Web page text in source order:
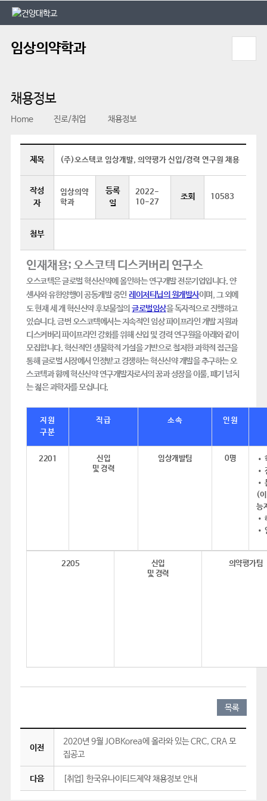
본문 바로가기
대메뉴 바로가기
임상의약학과
채용정보
Home 진로/취업 채용정보
제목 (주)오스텍코 임상개발, 의약평가 신입/경력 연구원 채용
작성
자
임상의약
학과
등록
일
2022-
10-27
조회 10583
첨부
인재채용; 오스코텍 디스커버리 연구소
오스코텍은 글로벌 혁신신약에 올인하는 연구개발 전문기업입니다. 얀
센사와 유한양행이 공동개발 중인 레이저티닙의 원개발사이며, 그 외에
도 현재 세 개 혁신신약 후보물질의 글로벌임상을 독자적으로 진행하고
있습니다. 금번 오스코텍에서는 지속적인 임상 파이프라인 개발 지원과
디스커버리 파이프라인 강화를 위해 신입 및 경력 연구원을 아래와 같이
모집합니다. 혁신적인 생물학적 가설을 기반으로 철저한 과학적 접근을
통해 글로벌 시장에서 인정받고 경쟁하는 혁신신약 개발을 추구하는 오
스코텍과 함께 혁신신약 연구개발자로서의 꿈과 성장을 이룰, 패기 넘치
는 젊은 과학자를 모십니다.
지원
구분
직급 소속 인원
2201
신입
및 경력
임상개발팀 0명
•
•
•
(
능
•
•
2205
신입
및 경력
의약평가팀
목록
이전
2020년 9월 JOBKorea에 올라와 있는 CRC, CRA 모
집공고
다음 [취업] 한국유나이티드제약 채용정보 안내